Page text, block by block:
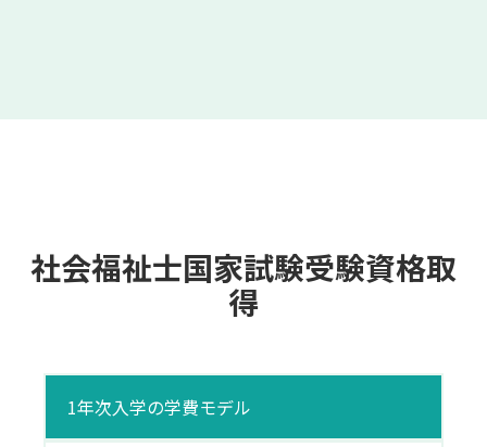
社会福祉士国家試験受験資格取
得
1年次入学の学費モデル